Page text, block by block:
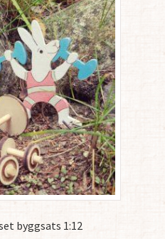
byggsats 1:12